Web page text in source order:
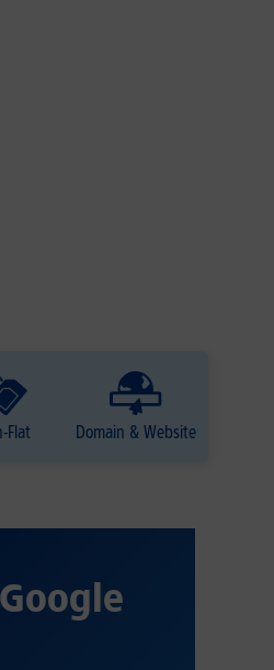
Flat Domain & Website